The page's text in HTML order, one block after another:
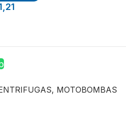
, MOTOBOMBAS